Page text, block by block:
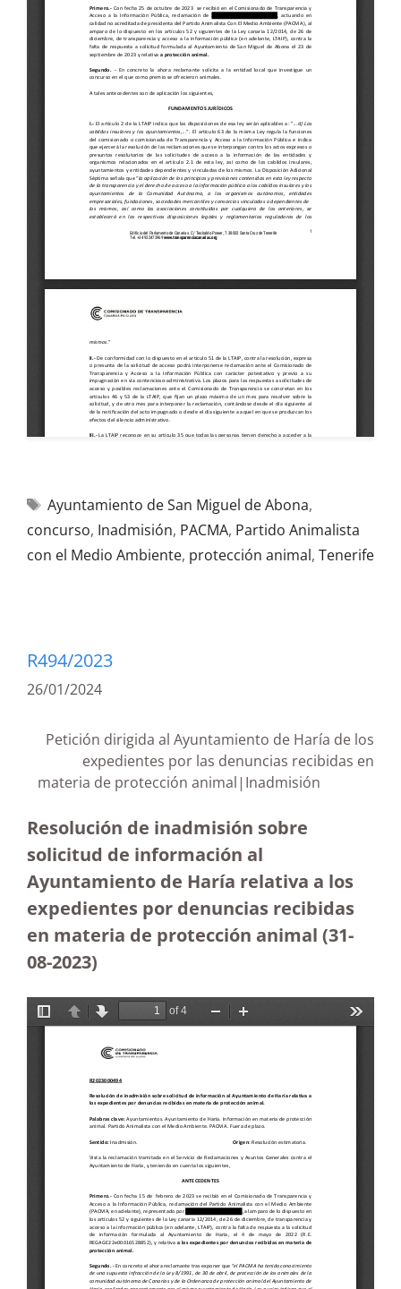
Ayuntamiento de San Miguel de Abona,
concurso, Inadmisión, PACMA, Partido Animalista
con el Medio Ambiente, protección animal, Tenerife
R494/2023
26/01/2024
Petición dirigida al Ayuntamiento de Haría de los
expedientes por las denuncias recibidas en
materia de protección animal|Inadmisión
Resolución de inadmisión sobre
solicitud de información al
Ayuntamiento de Haría relativa a los
expedientes por denuncias recibidas
en materia de protección animal (31-
08-2023)